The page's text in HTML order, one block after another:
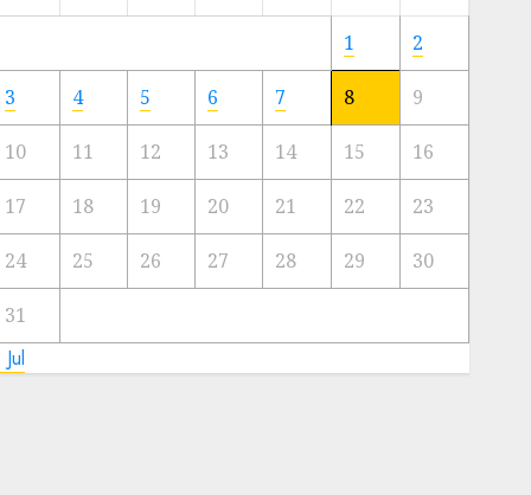
Artis
Kota
23/11/2024
0
1 2
3 4 5 6 7 8 9
10 11 12 13 14 15 16
17 18 19 20 21 22 23
24 25 26 27 28 29 30
31